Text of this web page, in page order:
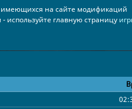
имеющихся на сайте модификаций
используйте главную страницу